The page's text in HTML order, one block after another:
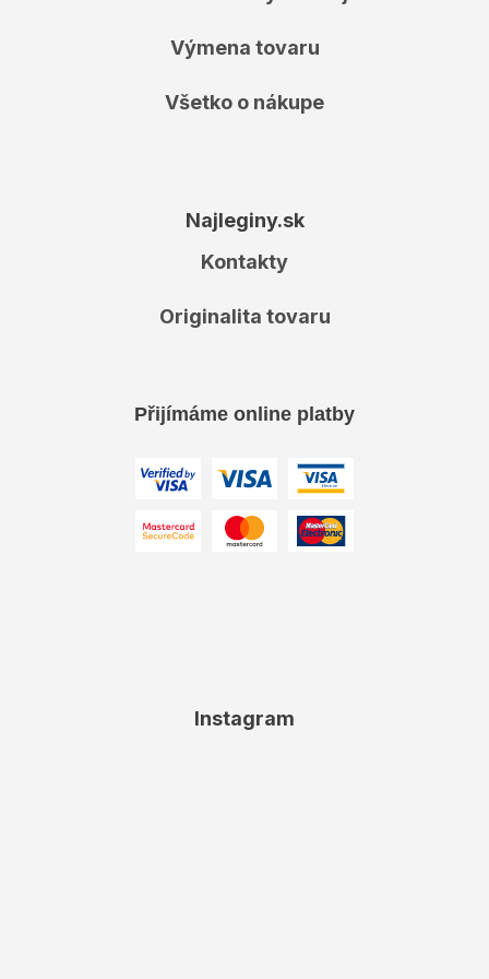
Výmena tovaru
Všetko o nákupe
Najleginy.sk
Kontakty
Originalita tovaru
Přijímáme online platby
Instagram